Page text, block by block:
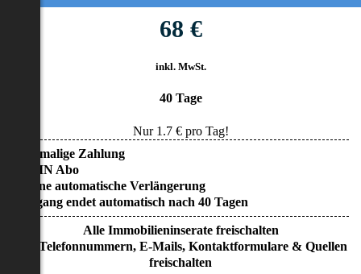
68 €
inkl. MwSt.
40 Tage
Nur 1.7€ pro Tag!
• Einmalige Zahlung
• KEIN Abo
• Keine automatische Verlängerung
• Zugang endet automatisch nach 40 Tagen
Alle Immobilieninserate freischalten
Alle Telefonnummern, E-Mails, Kontaktformulare & Quellen
freischalten